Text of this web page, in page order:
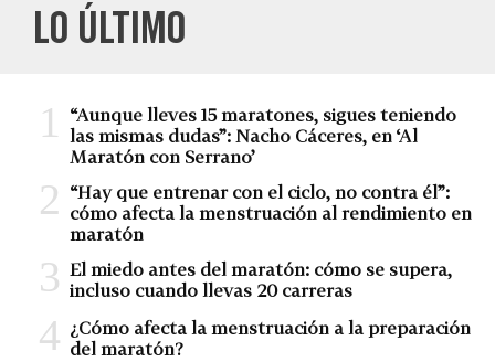
LO ÚLTIMO
“Aunque lleves 15 maratones, sigues teniendo
las mismas dudas”: Nacho Cáceres, en ‘Al
Maratón con Serrano’
“Hay que entrenar con el ciclo, no contra él”:
cómo afecta la menstruación al rendimiento en
maratón
El miedo antes del maratón: cómo se supera,
incluso cuando llevas 20 carreras
¿Cómo afecta la menstruación a la preparación
del maratón?